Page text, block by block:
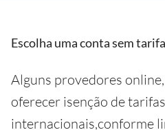
Escolha uma conta sem
Alguns provedores
oferecer isenção de
internacionais,conforme